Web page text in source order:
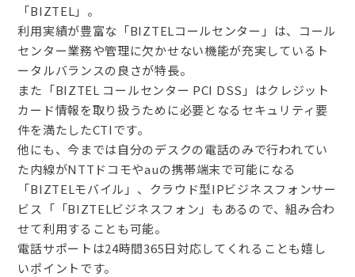
「BIZTEL」。
利用実績が豊富な「BIZTELコールセンター」は、コール
センター業務や管理に欠かせない機能が充実しているト
ータルバランスの良さが特長。
また「BIZTEL コールセンター PCI DSS」はクレジット
カード情報を取り扱うために必要となるセキュリティ要
件を満たしたCTIです。
他にも、今までは自分のデスクの電話のみで行われてい
た内線がNTTドコモやauの携帯端末で可能になる
「BIZTELモバイル」、クラウド型IPビジネスフォンサー
ビス「「BIZTELビジネスフォン」もあるので、組み合わ
せて利用することも可能。
電話サポートは24時間365日対応してくれることも嬉し
いポイントです。